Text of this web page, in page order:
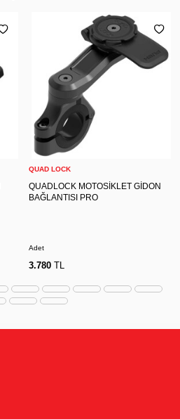
QUAD LOCK
QUADLOCK MOTOSİKLET GİDON
BAĞLANTISI PRO
Adet
3.780TL